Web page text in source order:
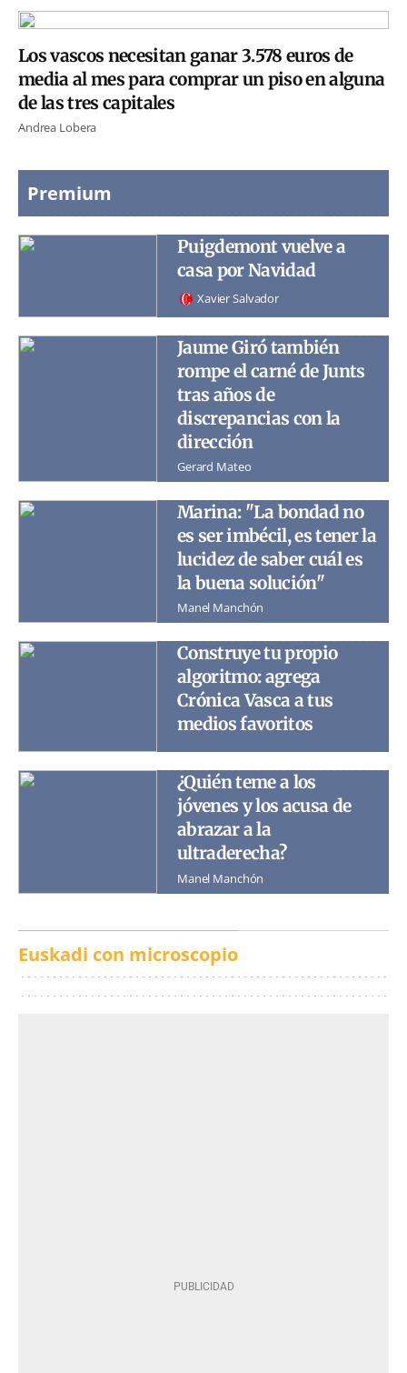
Los vascos necesitan ganar 3.578 euros de
media al mes para comprar un piso en alguna
de las tres capitales
Andrea Lobera
Premium
Puigdemont vuelve a
casa por Navidad
Xavier Salvador
Jaume Giró también
rompe el carné de Junts
tras años de
discrepancias con la
dirección
Gerard Mateo
Marina: "La bondad no
es ser imbécil, es tener la
lucidez de saber cuál es
la buena solución"
Manel Manchón
Construye tu propio
algoritmo: agrega
Crónica Vasca a tus
medios favoritos
¿Quién teme a los
jóvenes y los acusa de
abrazar a la
ultraderecha?
Manel Manchón
Euskadi con microscopio